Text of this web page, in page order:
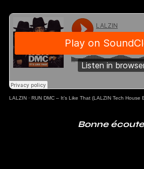
LALZIN· RUN DMC – It’s Like That (LALZIN Tech House
Bonne